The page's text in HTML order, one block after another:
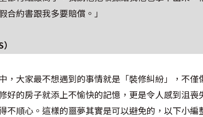
合約書跟我多要賠償。」
）
，大家最不想遇到的事情就是「裝修糾紛」，不僅
好的房子就添上不愉快的記憶，更是令人感到沮喪
不順心。這樣的噩夢其實是可以避免的，以下小編